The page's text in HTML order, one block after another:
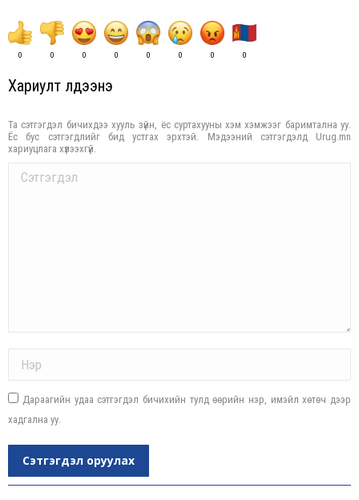
0 0 0 0 0 0 0 0
Хариулт үлдээнэ үү
Та сэтгэгдэл бичихдээ хууль зүйн, ёс суртахууны хэм хэмжээг баримтална уу.
Ёс бус сэтгэгдлийг бид устгах эрхтэй. Мэдээний сэтгэгдэлд Urug.mn
хариуцлага хүлээхгүй.
Comment
Дараагийн удаа сэтгэгдэл бичихийн тулд өөрийн нэр, имэйл хөтөч дээр
хадгална уу.
Сэтгэгдэл оруулах